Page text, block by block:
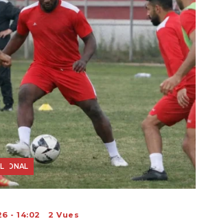
- 14:02 2 Vues